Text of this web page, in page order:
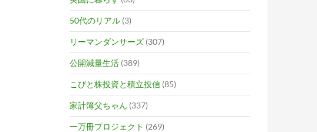
50代のリアル (3)
リーマンダンサーズ (307)
公開減量生活 (389)
こびと株投資と積立投信 (85)
家計簿父ちゃん (337)
一万冊プロジェクト (269)